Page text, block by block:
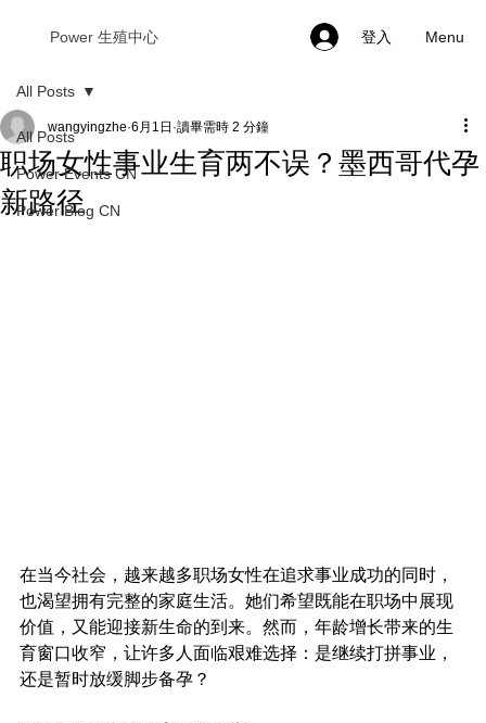
Power 生殖中心 登入 Menu
All Posts
Power Events CN
Power Blog CN
All Posts
职场女性事业生育两不误？墨西哥代孕
新路径
wangyingzhe 6月1日 讀畢需時 2 分鐘
在当今社会，越来越多职场女性在追求事业成功的同时，
也渴望拥有完整的家庭生活。她们希望既能在职场中展现
价值，又能迎接新生命的到来。然而，年龄增长带来的生
育窗口收窄，让许多人面临艰难选择：是继续打拼事业，
还是暂时放缓脚步备孕？